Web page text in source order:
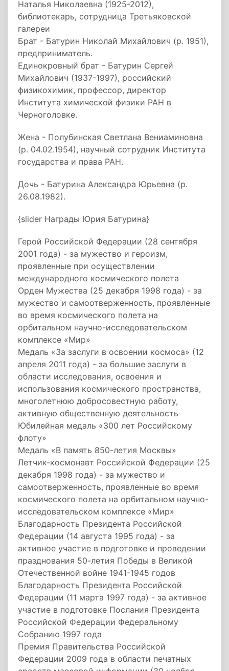
Наталья Николаевна (1925-2012),
библиотекарь, сотрудница Третьяковской
галереи
Брат - Батурин Николай Михайлович (р. 1951),
предприниматель.
Единокровный брат - Батурин Сергей
Михайлович (1937-1997), российский
физикохимик, профессор, директор
Института химической физики РАН в
Черноголовке.
Жена - Полубинская Светлана Вениаминовна
(р. 04.02.1954), научный сотрудник Института
государства и права РАН.
Дочь - Батурина Александра Юрьевна (р.
26.08.1982).
{slider Награды Юрия Батурина}
Герой Российской Федерации (28 сентября
2001 года) - за мужество и героизм,
проявленные при осуществлении
международного космического полета
Орден Мужества (25 декабря 1998 года) - за
мужество и самоотверженность, проявленные
во время космического полета на
орбитальном научно-исследовательском
комплексе «Мир»
Медаль «За заслуги в освоении космоса» (12
апреля 2011 года) - за большие заслуги в
области исследования, освоения и
использования космического пространства,
многолетнюю добросовестную работу,
активную общественную деятельность
Юбилейная медаль «300 лет Российскому
флоту»
Медаль «В память 850-летия Москвы»
Летчик-космонавт Российской Федерации (25
декабря 1998 года) - за мужество и
самоотверженность, проявленные во время
космического полета на орбитальном научно-
исследовательском комплексе «Мир»
Благодарность Президента Российской
Федерации (14 августа 1995 года) - за
активное участие в подготовке и проведении
празднования 50-летия Победы в Великой
Отечественной войне 1941-1945 годов
Благодарность Президента Российской
Федерации (11 марта 1997 года) - за активное
участие в подготовке Послания Президента
Российской Федерации Федеральному
Собранию 1997 года
Премия Правительства Российской
Федерации 2009 года в области печатных